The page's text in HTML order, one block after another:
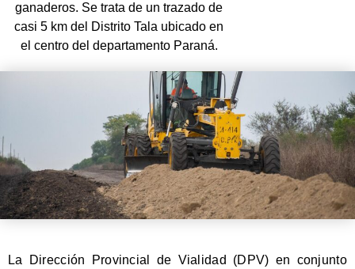
ganaderos. Se trata de un trazado de
casi 5 km del Distrito Tala ubicado en
el centro del departamento Paraná.
La Dirección Provincial de Vialidad (DPV) en conjunto